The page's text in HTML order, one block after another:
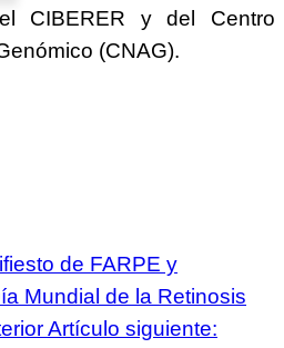
CIBERER y del Centro
(CNAG).
de FARPE y
Mundial de la Retinosis
Artículo siguiente: